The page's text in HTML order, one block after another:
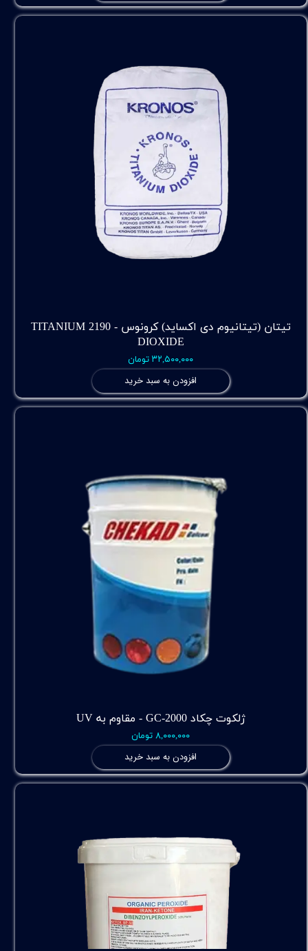
تیتان (تیتانیوم دی اکساید) کرونوس - 2190 TITANIUM
DIOXIDE
۳۲,۵۰۰,۰۰۰ تومان
افزودن به سبد خرید
ژلکوت چکاد GC-2000 - مقاوم به UV
۸,۰۰۰,۰۰۰ تومان
افزودن به سبد خرید